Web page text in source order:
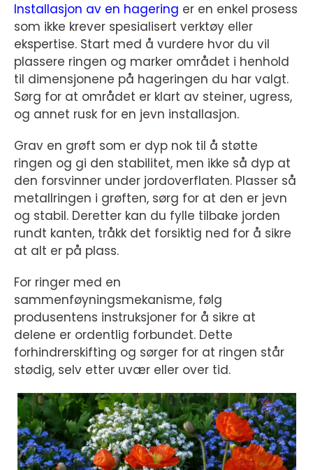
Installasjon av en hagering er en enkel prosess
som ikke krever spesialisert verktøy eller
ekspertise. Start med å vurdere hvor du vil
plassere ringen og marker området i henhold
til dimensjonene på hageringen du har valgt.
Sørg for at området er klart av steiner, ugress,
og annet rusk for en jevn installasjon.
Grav en grøft som er dyp nok til å støtte
ringen og gi den stabilitet, men ikke så dyp at
den forsvinner under jordoverflaten. Plasser så
metallringen i grøften, sørg for at den er jevn
og stabil. Deretter kan du fylle tilbake jorden
rundt kanten, tråkk det forsiktig ned for å sikre
at alt er på plass.
For ringer med en
sammenføyningsmekanisme, følg
produsentens instruksjoner for å sikre at
delene er ordentlig forbundet. Dette
forhindrerskifting og sørger for at ringen står
stødig, selv etter uvær eller over tid.